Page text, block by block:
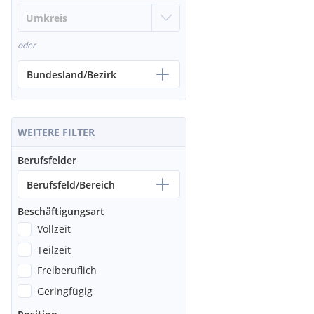
oder
Bundesland/Bezirk
WEITERE FILTER
Berufsfelder
Berufsfeld/Bereich
Beschäftigungsart
Vollzeit
Teilzeit
Freiberuflich
Geringfügig